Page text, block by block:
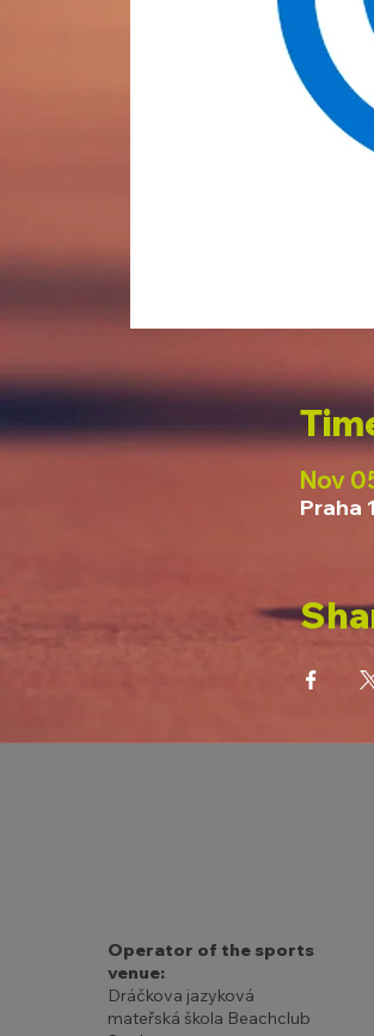
Nov
Praha
Operator of the sports
venue:
Dráčkova jazyková
mateřská škola Beachclub